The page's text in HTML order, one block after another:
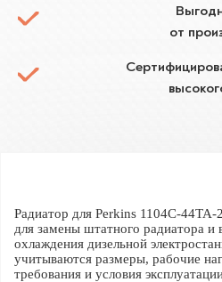
от
Радиатор для Perkins 1104C-44TA-
для замены штатного радиатора и
охлаждения дизельной
учитываются размеры, рабочие
требования и условия